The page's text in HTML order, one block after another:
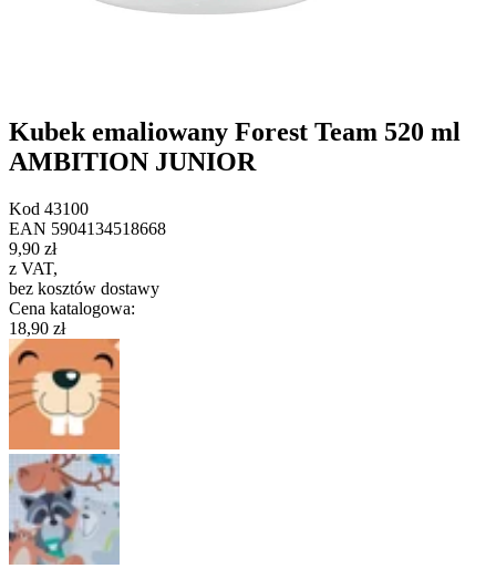
Kubek emaliowany Forest Team 520 ml
AMBITION JUNIOR
Kod 43100
EAN 5904134518668
9,90 zł
z VAT,
bez kosztów dostawy
Cena katalogowa:
18,90 zł